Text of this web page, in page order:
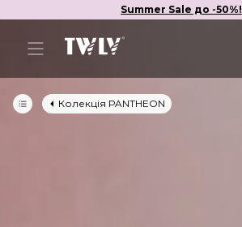
Summer Sale до -50%!
Колекція PANTHEON